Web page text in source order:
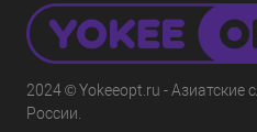
2024 © Yokeeopt.ru - Азиатские
России.